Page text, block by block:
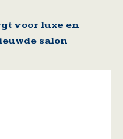
voor luxe en
salon